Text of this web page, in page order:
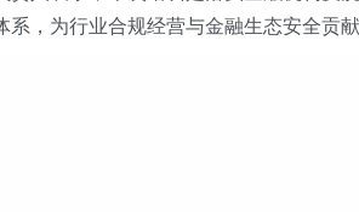
系，为行业合规经营与金融生态安全贡献